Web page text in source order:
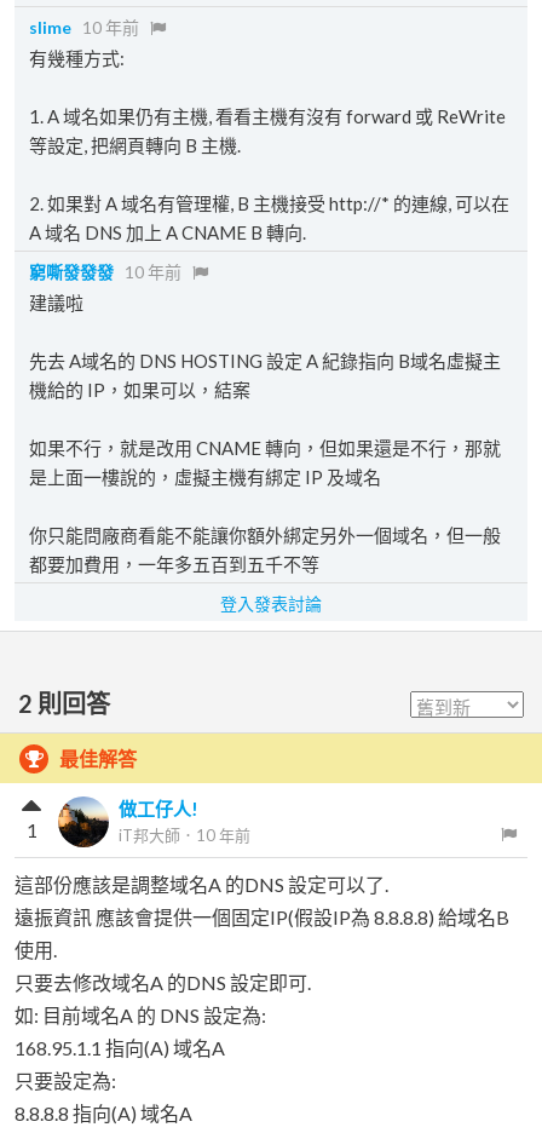
slime 10 年前
有幾種方式:
1. A 域名如果仍有主機, 看看主機有沒有 forward 或 ReWrite
等設定, 把網頁轉向 B 主機.
2. 如果對 A 域名有管理權, B 主機接受 http://* 的連線, 可以在
A 域名 DNS 加上 A CNAME B 轉向.
窮嘶發發發 10 年前
建議啦
先去 A域名的 DNS HOSTING 設定 A 紀錄指向 B域名虛擬主
機給的 IP，如果可以，結案
如果不行，就是改用 CNAME 轉向，但如果還是不行，那就
是上面一樓說的，虛擬主機有綁定 IP 及域名
你只能問廠商看能不能讓你額外綁定另外一個域名，但一般
都要加費用，一年多五百到五千不等
登入發表討論
2 則回答
最佳解答
做工仔人!
iT邦大師 ． 10 年前
1
這部份應該是調整域名A 的DNS 設定可以了.
遠振資訊 應該會提供一個固定IP(假設IP為 8.8.8.8) 給域名B
使用.
只要去修改域名A 的DNS 設定即可.
如: 目前域名A 的 DNS 設定為:
168.95.1.1 指向(A) 域名A
只要設定為:
8.8.8.8 指向(A) 域名A